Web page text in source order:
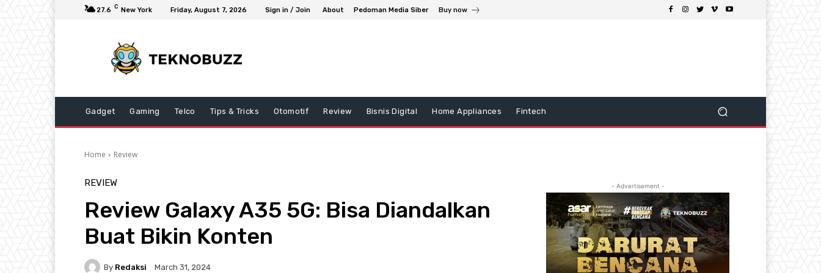
27.6 C New York Friday, August 7, 2026 Sign in / Join About Pedoman Media Siber Buy now
Gadget Gaming Telco Tips & Tricks Otomotif Review Bisnis Digital Home Appliances Fintech
Home Review
REVIEW
Review Galaxy A35 5G: Bisa Diandalkan
Buat Bikin Konten
By Redaksi March 31, 2024
- Advertisement -